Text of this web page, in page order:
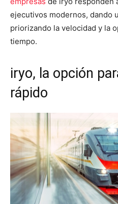
ejecutivos modernos, dando
priorizando la velocidad y la
tiempo.
iryo, la opción
rápido